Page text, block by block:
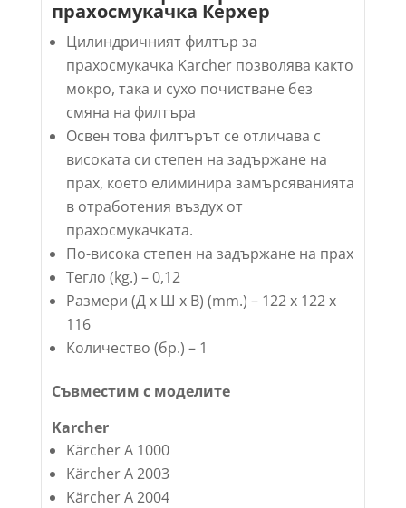
прахосмукачка Керхер
Цилиндричният филтър за
прахосмукачка Karcher позволява както
мокро, така и сухо почистване без
смяна на филтъра
Освен това филтърът се отличава с
високата си степен на задържане на
прах, което елиминира замърсяванията
в отработения въздух от
прахосмукачката.
По-висока степен на задържане на прах
Тегло (kg.) – 0,12
Размери (Д х Ш х В) (mm.) – 122 x 122 x
116
Количество (бр.) – 1
Съвместим с моделите
Karcher
Kärcher A 1000
Kärcher A 2003
Kärcher A 2004